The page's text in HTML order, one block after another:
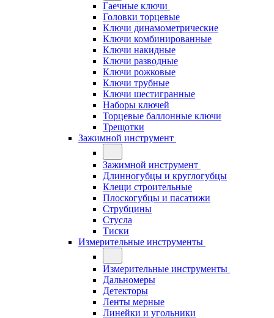
Гаечные ключи
Головки торцевые
Ключи динамометрические
Ключи комбинированные
Ключи накидные
Ключи разводные
Ключи рожковые
Ключи трубные
Ключи шестигранные
Наборы ключей
Торцевые баллонные ключи
Трещотки
Зажимной инструмент
Зажимной инструмент
Длинногубцы и круглогубцы
Клещи строительные
Плоскогубцы и пасатижи
Струбцины
Стусла
Тиски
Измерительные инструменты
Измерительные инструменты
Дальномеры
Детекторы
Ленты мерные
Линейки и угольники